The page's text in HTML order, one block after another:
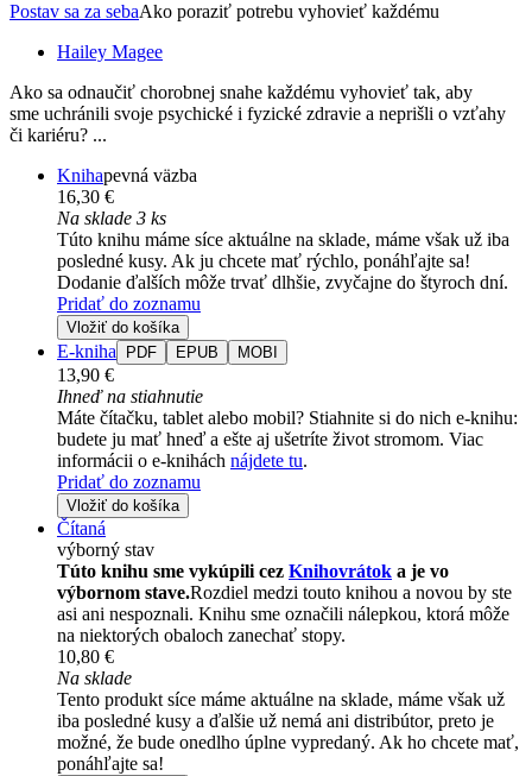
Postav sa za sebaAko poraziť potrebu vyhovieť každému
Hailey Magee
Ako sa odnaučiť chorobnej snahe každému vyhovieť tak, aby
sme uchránili svoje psychické i fyzické zdravie a neprišli o vzťahy
či kariéru? ...
Knihapevná väzba
16,30 €
Na sklade 3 ks
Túto knihu máme síce aktuálne na sklade, máme však už iba
posledné kusy. Ak ju chcete mať rýchlo, ponáhľajte sa!
Dodanie ďalších môže trvať dlhšie, zvyčajne do štyroch dní.
Pridať do zoznamu
Vložiť do košíka
E-kniha PDF EPUB MOBI
13,90 €
Ihneď na stiahnutie
Máte čítačku, tablet alebo mobil? Stiahnite si do nich e-knihu:
budete ju mať hneď a ešte aj ušetríte život stromom. Viac
informácii o e-knihách nájdete tu.
Pridať do zoznamu
Vložiť do košíka
Čítaná
výborný stav
Túto knihu sme vykúpili cez Knihovrátok a je vo
výbornom stave.Rozdiel medzi touto knihou a novou by ste
asi ani nespoznali. Knihu sme označili nálepkou, ktorá môže
na niektorých obaloch zanechať stopy.
10,80 €
Na sklade
Tento produkt síce máme aktuálne na sklade, máme však už
iba posledné kusy a ďalšie už nemá ani distribútor, preto je
možné, že bude onedlho úplne vypredaný. Ak ho chcete mať,
ponáhľajte sa!